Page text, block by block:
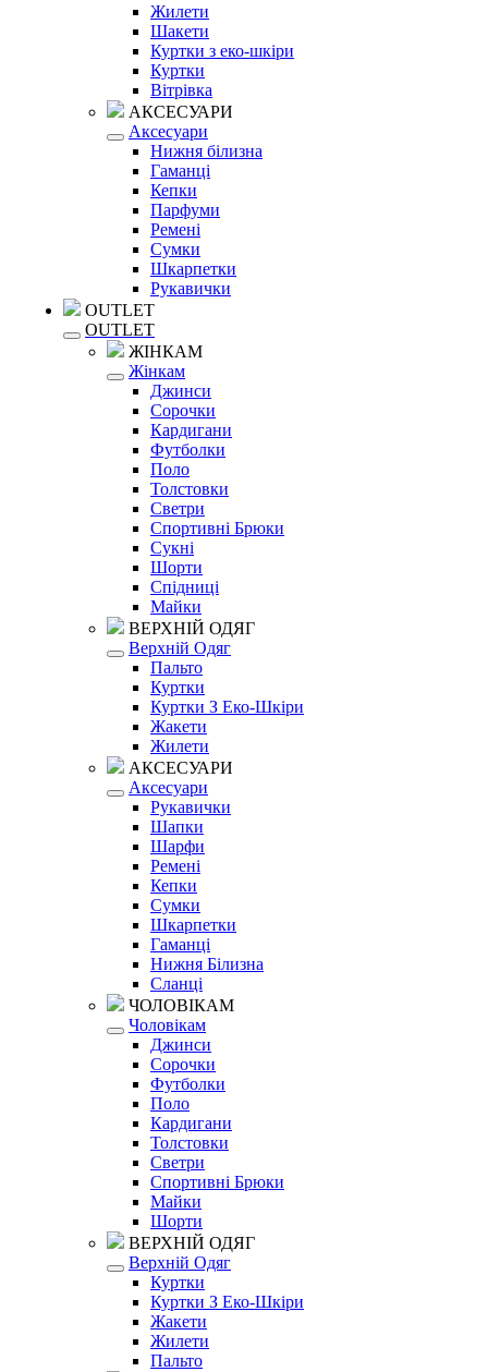
Жилети
Шакети
Куртки з еко-шкіри
Куртки
Вітрівка
АКСЕСУАРИ
Аксесуари
Нижня білизна
Гаманці
Кепки
Парфуми
Ремені
Сумки
Шкарпетки
Рукавички
OUTLET
OUTLET
ЖІНКАМ
Жінкам
Джинси
Сорочки
Кардигани
Футболки
Поло
Толстовки
Светри
Спортивні Брюки
Сукні
Шорти
Спідниці
Майки
ВЕРХНІЙ ОДЯГ
Верхній Одяг
Пальто
Куртки
Куртки З Еко-Шкіри
Жакети
Жилети
АКСЕСУАРИ
Аксесуари
Рукавички
Шапки
Шарфи
Ремені
Кепки
Сумки
Шкарпетки
Гаманці
Нижня Білизна
Сланці
ЧОЛОВІКАМ
Чоловікам
Джинси
Сорочки
Футболки
Поло
Кардигани
Толстовки
Светри
Спортивні Брюки
Майки
Шорти
ВЕРХНІЙ ОДЯГ
Верхній Одяг
Куртки
Куртки З Еко-Шкіри
Жакети
Жилети
Пальто